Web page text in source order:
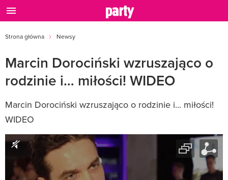
Strona główna Newsy
Marcin Dorociński wzruszająco o
rodzinie i… miłości! WIDEO
Marcin Dorociński wzruszająco o rodzinie i... miłości!
WIDEO